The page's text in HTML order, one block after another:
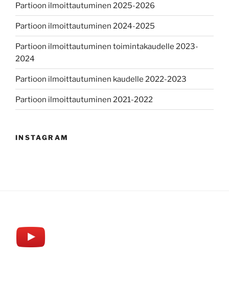
Partioon ilmoittautuminen 2025-2026
Partioon ilmoittautuminen 2024-2025
Partioon ilmoittautuminen toimintakaudelle 2023-
2024
Partioon ilmoittautuminen kaudelle 2022-2023
Partioon ilmoittautuminen 2021-2022
INSTAGRAM